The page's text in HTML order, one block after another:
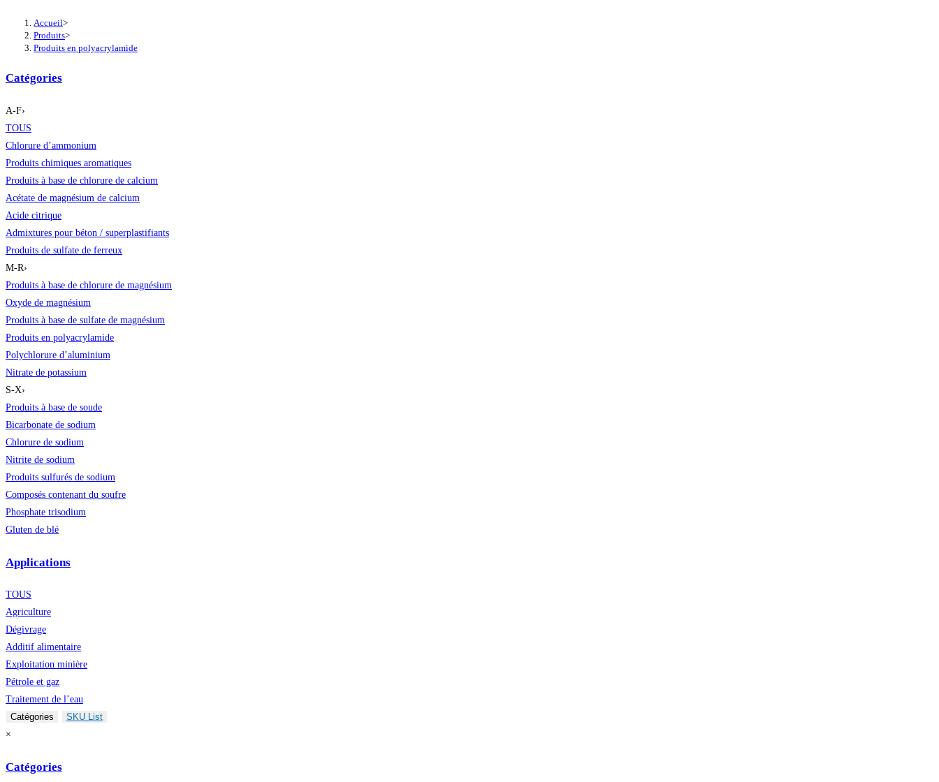
Accueil>
Produits>
Produits en polyacrylamide
Catégories
A-F›
TOUS
Chlorure d’ammonium
Produits chimiques aromatiques
Produits à base de chlorure de calcium
Acétate de magnésium de calcium
Acide citrique
Admixtures pour béton / superplastifiants
Produits de sulfate de ferreux
M-R›
Produits à base de chlorure de magnésium
Oxyde de magnésium
Produits à base de sulfate de magnésium
Produits en polyacrylamide
Polychlorure d’aluminium
Nitrate de potassium
S-X›
Produits à base de soude
Bicarbonate de sodium
Chlorure de sodium
Nitrite de sodium
Produits sulfurés de sodium
Composés contenant du soufre
Phosphate trisodium
Gluten de blé
Applications
TOUS
Agriculture
Dégivrage
Additif alimentaire
Exploitation minière
Pétrole et gaz
Traitement de l’eau
Catégories
SKU List
×
Catégories